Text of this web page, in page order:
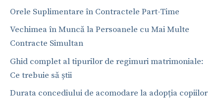
Orele Suplimentare în Contractele Part-Time
Vechimea în Muncă la Persoanele cu Mai Multe
Contracte Simultan
Ghid complet al tipurilor de regimuri matrimoniale:
Ce trebuie să știi
Durata concediului de acomodare la adopția copiilor